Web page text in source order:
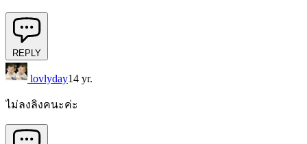
REPLY
lovlyday14 yr.
ไม่ลงลิงคนะค่ะ